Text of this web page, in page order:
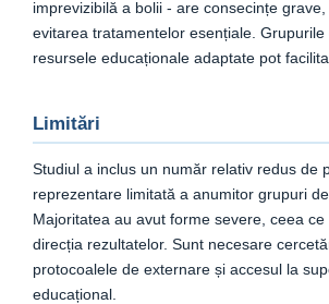
imprevizibilă a bolii - are consecințe grave,
evitarea tratamentelor esențiale.
resursele educaționale adaptate pot
Limitări
Studiul a inclus un număr relativ redus de
reprezentare limitată a anumitor grupuri
Majoritatea au avut forme severe, ceea
direcția rezultatelor. Sunt necesare
protocoalele de externare și accesul la
educațional.